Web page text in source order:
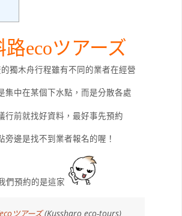
路ecoツアーズ
獨木舟行程雖有不同的業者在經營
集中在某個下水點，而是分散各處
行前就找好資料，最好事先預約
旁邊是找不到業者報名的喔！
們預約的是這家
ツアーズ(Kussharo eco-tours)